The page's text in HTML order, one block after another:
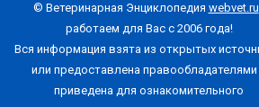
© Ветеринарная Энциклопедия webvet.ru
работаем для Вас с 2006 года!
Вся информация взята из открытых
или предоставлена правообладателями
приведена для ознакомительного